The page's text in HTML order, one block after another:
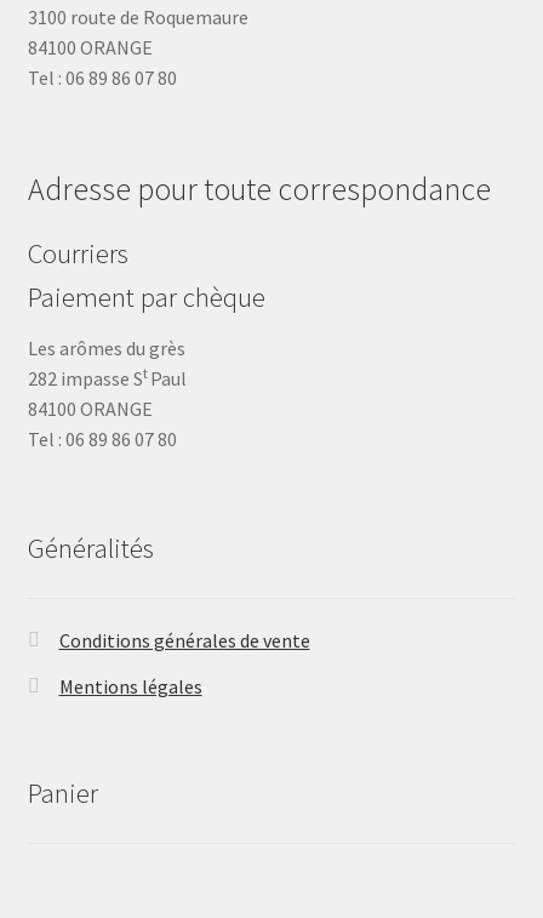
3100 route de Roquemaure
84100 ORANGE
Tel : 06 89 86 07 80
Adresse pour toute correspondance
Courriers
Paiement par chèque
Les arômes du grès
282 impasse St Paul
84100 ORANGE
Tel : 06 89 86 07 80
Généralités
Conditions générales de vente
Mentions légales
Panier